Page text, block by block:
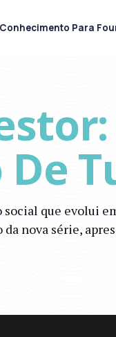
que evolui
nova série,
Conhecimento Para